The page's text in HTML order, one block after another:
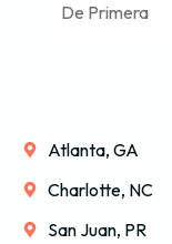
De Primera
Atlanta, GA
Charlotte, NC
San Juan, PR